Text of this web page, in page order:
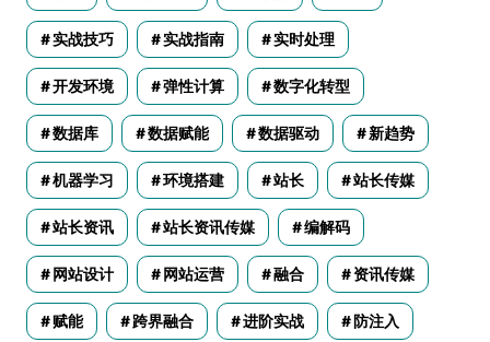
实战技巧 实战指南 实时处理
开发环境 弹性计算 数字化转型
数据库 数据赋能 数据驱动 新趋势
机器学习 环境搭建 站长 站长传媒
站长资讯 站长资讯传媒 编解码
网站设计 网站运营 融合 资讯传媒
赋能 跨界融合 进阶实战 防注入